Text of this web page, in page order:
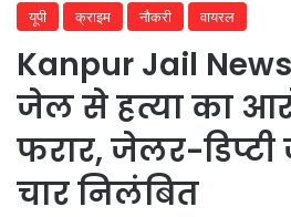
यूपी क्राइम नौकरी वायरल
Kanpur Jail
जेल से हत्या का
फरार, जेलर-
चार निलंबित